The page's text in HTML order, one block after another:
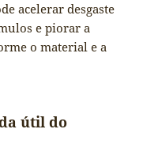
acelerar desgaste
e piorar a
o material e a
útil do